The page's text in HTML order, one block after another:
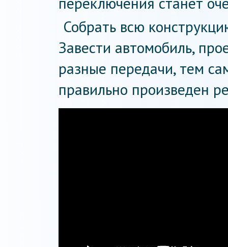
Собрать всю
Завести автомобиль,
разные передачи, тем
правильно произведен